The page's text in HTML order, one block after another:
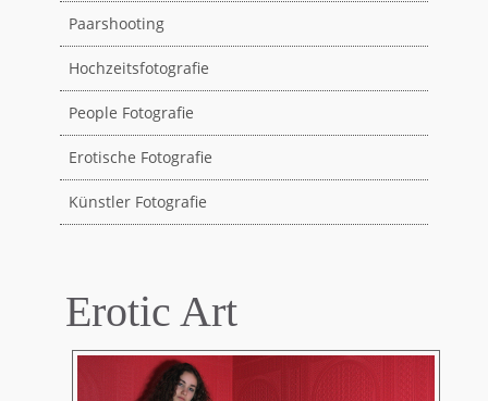
Paarshooting
Hochzeitsfotografie
People Fotografie
Erotische Fotografie
Künstler Fotografie
Erotic Art